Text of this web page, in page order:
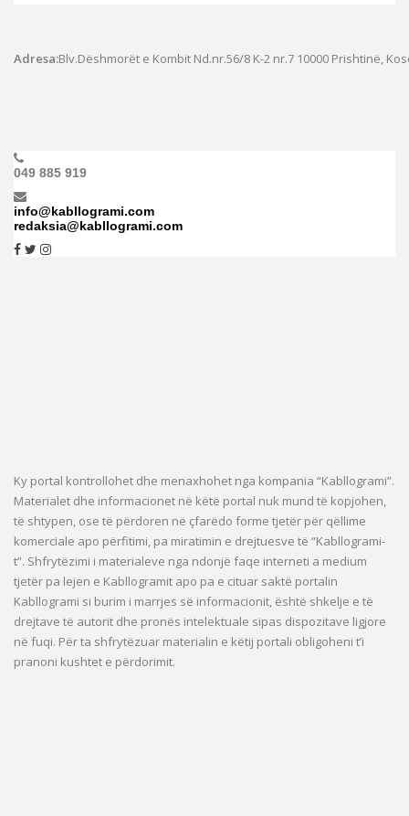
Adresa:Blv.Dëshmorët e Kombit Nd.nr.56/8 K-2 nr.7 10000 Prishtinë,
049 885 919
info@kabllogrami.com
redaksia@kabllogrami.com
Ky portal kontrollohet dhe menaxhohet nga kompania “Kabllogrami”.
Materialet dhe informacionet në këtë portal nuk mund të kopjohen,
të shtypen, ose të përdoren në çfarëdo forme tjetër për qëllime
komerciale apo përfitimi, pa miratimin e drejtuesve të “Kabllogrami-
t”. Shfrytëzimi i materialeve nga ndonjë faqe interneti a medium
tjetër pa lejen e Kabllogramit apo pa e cituar saktë portalin
Kabllogrami si burim i marrjes së informacionit, është shkelje e të
drejtave të autorit dhe pronës intelektuale sipas dispozitave ligjore
në fuqi. Për ta shfrytëzuar materialin e këtij portali obligoheni t’i
pranoni kushtet e përdorimit.